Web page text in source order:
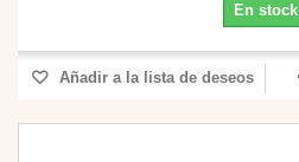
En stock
Añadir a la lista de deseos